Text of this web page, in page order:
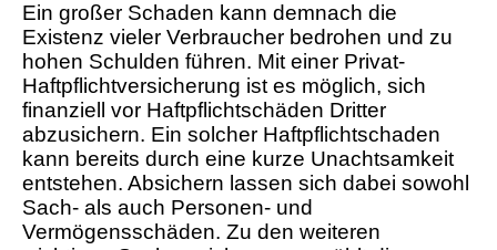
Ein großer Schaden kann demnach die
Existenz vieler Verbraucher bedrohen und zu
hohen Schulden führen. Mit einer Privat-
Haftpflichtversicherung ist es möglich, sich
finanziell vor Haftpflichtschäden Dritter
abzusichern. Ein solcher Haftpflichtschaden
kann bereits durch eine kurze Unachtsamkeit
entstehen. Absichern lassen sich dabei sowohl
Sach- als auch Personen- und
Vermögensschäden. Zu den weiteren